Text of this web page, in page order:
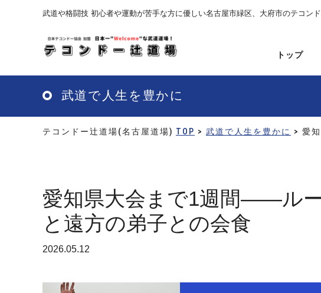
武道や格闘技 初心者や運動が苦手な方に優しい名古屋市緑区、大府市のテコン
トップ
武道で人生を豊かに
テコンドー辻道場(名古屋道場) TOP > 武道で人生を豊かに > 愛
愛知県大会まで1週間——ル
と遠方の弟子との会食
2026.05.12